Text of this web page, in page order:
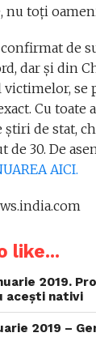
nu toți
de
dar și din
se
Cu toate
știri de stat,
de 30. De
AICI.
like...
2019.
acești nativi
2019 –